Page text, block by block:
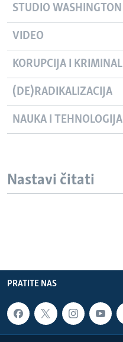
STUDIO WASHINGTON
VIDEO
KORUPCIJA I KRIMINAL
(DE)RADIKALIZACIJA
NAUKA I TEHNOLOGIJA
Nastavi čitati
PRATITE NAS